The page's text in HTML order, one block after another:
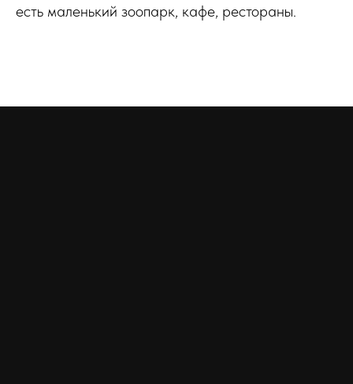
есть маленький зоопарк, кафе, рестораны.